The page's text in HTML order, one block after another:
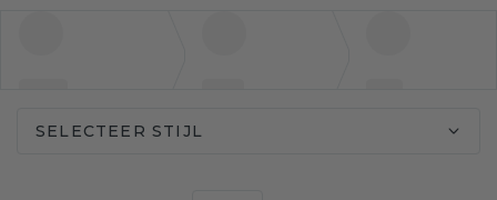
SELECTEER STIJL